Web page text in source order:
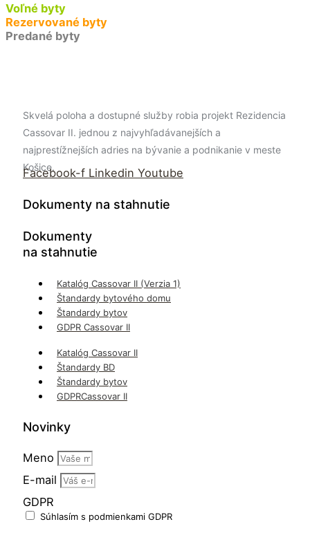
Voľné byty
Rezervované byty
Predané byty
Skvelá poloha a dostupné služby robia projekt Rezidencia
Cassovar II. jednou z najvyhľadávanejších a
najprestížnejších adries na bývanie a podnikanie v meste
Košice.
Facebook-f Linkedin Youtube
Dokumenty na stahnutie
Dokumenty
na stahnutie
Katalóg Cassovar II (Verzia 1)
Štandardy bytového domu
Štandardy bytov
GDPR Cassovar II
Katalóg Cassovar II
Štandardy BD
Štandardy bytov
GDPRCassovar II
Novinky
Meno
E-mail
GDPR
Súhlasím s podmienkami GDPR